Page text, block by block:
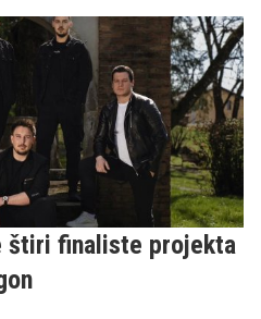
štiri finaliste projekta